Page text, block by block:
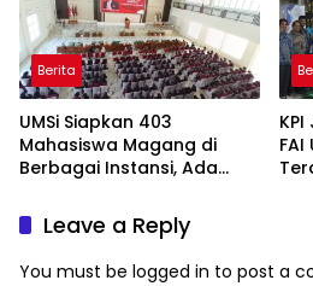
Berita
UMSi Siapkan 403
Mahasiswa Magang di
Berbagai Instansi, Ada
TaiwanLeave a Reply
You must be logged in to post a